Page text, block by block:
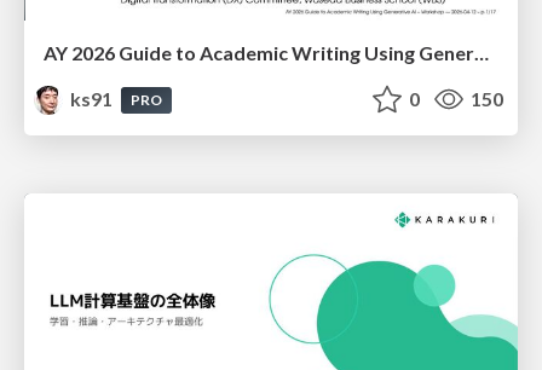
AY 2026 Guide to Academic Writing Using Generative AI - Workshop
ks91
PRO 0 150